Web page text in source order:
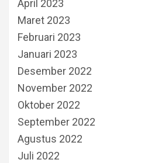
April 2023
Maret 2023
Februari 2023
Januari 2023
Desember 2022
November 2022
Oktober 2022
September 2022
Agustus 2022
Juli 2022